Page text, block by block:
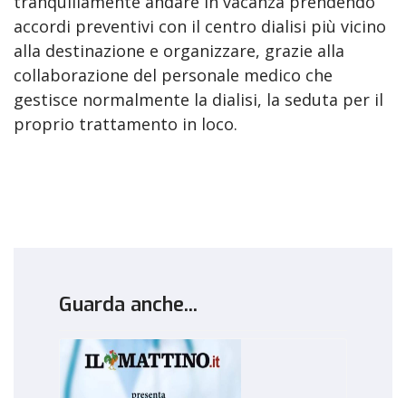
accordi preventivi con il centro dialisi più vicino
alla destinazione e organizzare, grazie alla
collaborazione del personale medico che
gestisce normalmente la dialisi, la seduta per il
proprio trattamento in loco.
Guarda anche...